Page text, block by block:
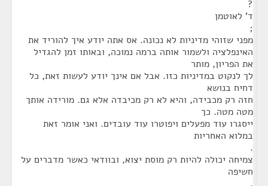
?
ד' לאוטמן
;
מפני שזוהי מדיניות לא נכונה. אס אתה יודע איך להוריד את
האינפלציה ולשמור אותה ברמה נמוכה, ובאותו זמן להגדיל
את הפריון, מותר
לך לנקוט במדיניות כזו. אבל אם אינך יודע לעשות זאת, כל
דחיח בנושא
חזה רק מכבידה, והיא לא רק מכיבדה אלא גם. מורידה אותך
מטה מטה. כך
ייסגרו עוד מפעלים ויפוטרו עוד עובדים. ואני אומר זאת
במלוא האחריות
.
צמיחה יכולה להיות רק מוסת יצוא, ובוודאי כאשר מדברים על
חשיפה